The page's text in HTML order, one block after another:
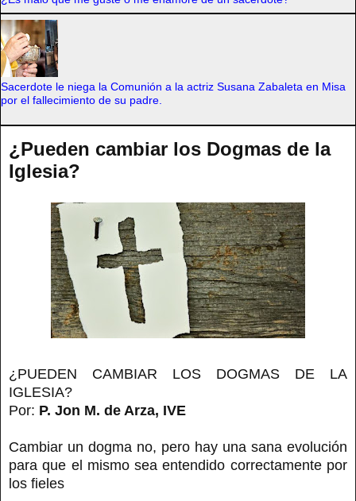
Sacerdote le niega la Comunión a la actriz Susana Zabaleta en Misa
por el fallecimiento de su padre.
¿Pueden cambiar los Dogmas de la
Iglesia?
¿PUEDEN CAMBIAR LOS DOGMAS DE LA
IGLESIA?
Por: P. Jon M. de Arza, IVE
Cambiar un dogma no, pero hay una sana evolución
para que el mismo sea entendido correctamente por
los fieles